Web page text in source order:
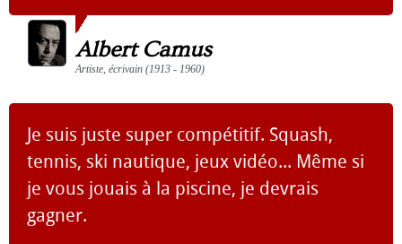
Albert Camus
Artiste, écrivain (1913 - 1960)
Je suis juste super compétitif. Squash,
tennis, ski nautique, jeux vidéo... Même si
je vous jouais à la piscine, je devrais
gagner.